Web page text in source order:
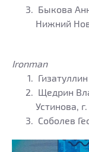
Быкова
Нижний
Ironman
Щедрин
Устинова,
Соболев